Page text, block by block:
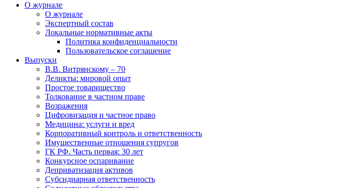
О журнале
О журнале
Экспертный состав
Локальные нормативные акты
Политика конфиденциальности
Пользовательское соглашение
Выпуски
В.В. Витрянскому – 70
Деликты: мировой опыт
Простое товарищество
Толкование в частном праве
Возражения
Цифровизация и частное право
Медицина: услуги и вред
Корпоративный контроль и ответственность
Имущественные отношения супругов
ГК РФ. Часть первая: 30 лет
Конкурсное оспаривание
Деприватизация активов
Субсидиарная ответственность